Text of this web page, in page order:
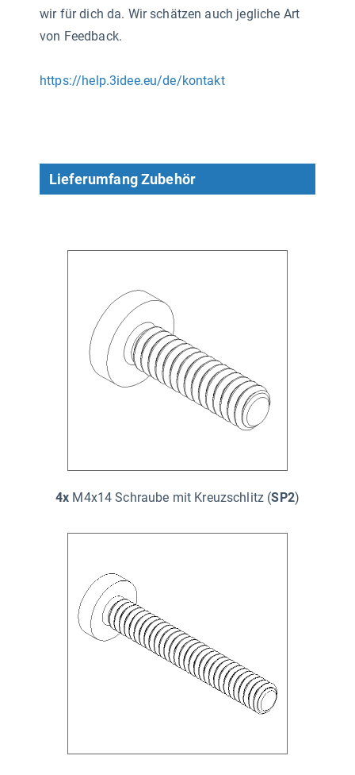
wir für dich da. Wir schätzen auch jegliche Art
von Feedback.
https://help.3idee.eu/de/kontakt
Lieferumfang Zubehör
4x M4x14 Schraube mit Kreuzschlitz (SP2)